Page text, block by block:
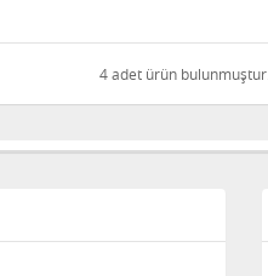
4 adet ürün bulunmuştur.